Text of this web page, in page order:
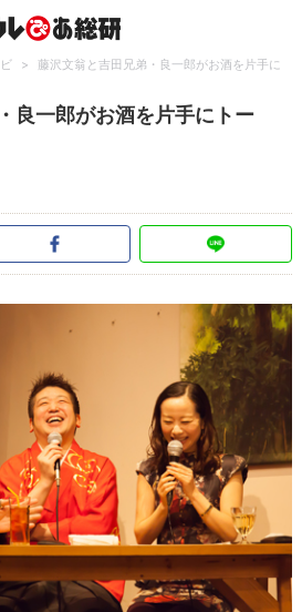
>
藤沢文翁と吉田兄弟・良一郎がお酒を片手に
良一郎がお酒を片手にトー